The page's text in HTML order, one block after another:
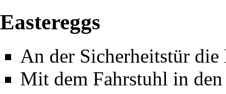
Eastereggs
An der Sicherheitstür
Mit dem Fahrstuhl in